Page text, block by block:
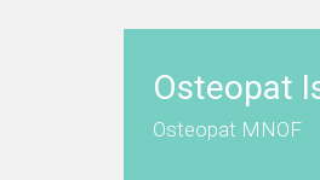
Osteopat
Osteopat MNOF